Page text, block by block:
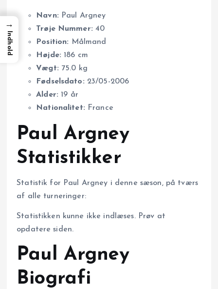
Navn: Paul Argney
Trøje Nummer: 40
Position: Målmand
Højde: 186 cm
Vægt: 75.0 kg
Fødselsdato: 23/05-2006
Alder: 19 år
Nationalitet: France
Paul Argney
Statistikker
Statistik for Paul Argney i denne sæson, på tværs
af alle turneringer:
Statistikken kunne ikke indlæses. Prøv at
opdatere siden.
Paul Argney
Biografi
→
Indhold